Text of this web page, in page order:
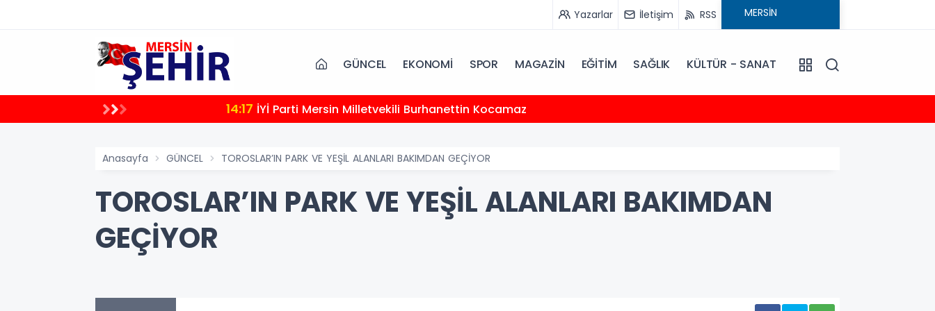
Yazarlar İletişim RSS
GÜNCEL EKONOMİ SPOR MAGAZİN EĞİTİM SAĞLIK KÜLTÜR - SANAT
14:17 İYİ Parti Mersin Milletvekili Burhanettin Kocamaz
Anasayfa GÜNCEL TOROSLAR’IN PARK VE YEŞİL ALANLARI BAKIMDAN GEÇİYOR
TOROSLAR’IN PARK VE YEŞİL ALANLARI BAKIMDAN
GEÇİYOR